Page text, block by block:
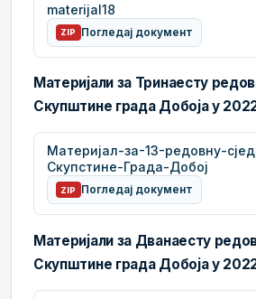
materijal18
ZIP Погледај документ
Материјали за Тринаесту
Скупштине града Добоја у
Материјал-за-13-редовну-
Скупстине-Града-Добој
ZIP Погледај документ
Материјали за Дванаесту
Скупштине града Добоја у